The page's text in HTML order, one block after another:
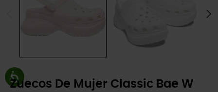
Zuecos De Mujer Classic Bae W